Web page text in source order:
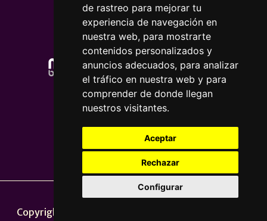
de rastreo para mejorar tu
experiencia de navegación en
nuestra web, para mostrarte
contenidos personalizados y
anuncios adecuados, para analizar
el tráfico en nuestra web y para
comprender de donde llegan
nuestros visitantes.
Aceptar
Rechazar
Configurar
Nota legal|Política de privacidade
Copyright © 2026 | Powered by